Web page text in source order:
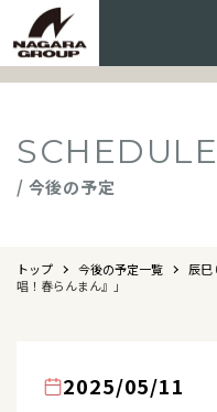
SCHEDULE
/ 今後の予定
トップ 今後の予定一覧 辰巳
唱！春らんまん』」
2025/05/11